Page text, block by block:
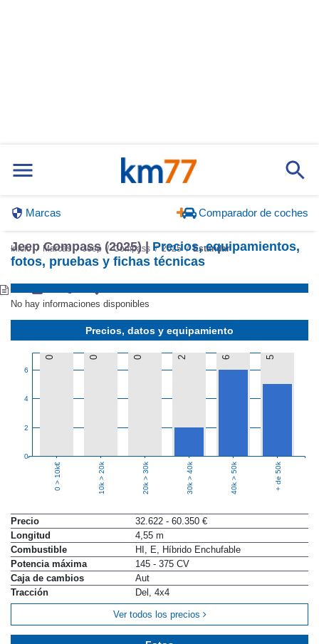
Marcas Comparador de coches
Inicio Marcas Jeep Compass 2025 Estándar
Jeep Compass (2025) | Precios, equipamientos,
fotos, pruebas y fichas técnicas
Precios, datos y equipamiento
0
2
4
6
0 0 0 2 6 5
0 > 10k€ 10k > 20k 20k > 30k 30k > 40k 40k > 50k + de 50k
Precio
32.622 - 60.350 €
Longitud
4,55 m
Combustible
HI, E, Híbrido Enchufable
Potencia máxima
145 - 375 CV
Caja de cambios
Aut
Tracción
Del, 4x4
Ver todos los precios
No hay informaciones disponibles